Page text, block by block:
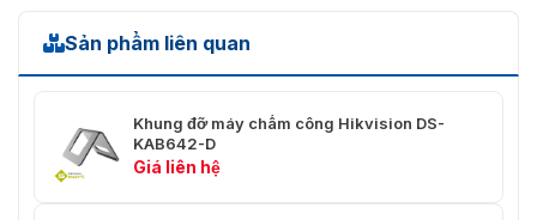
Sản phẩm liên quan
Khung đỡ máy chấm công Hikvision DS-
KAB642-D
Giá liên hệ